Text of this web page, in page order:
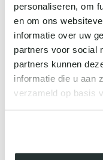
personaliseren, om
en om ons
informatie over uw
partners voor social
partners kunnen
informatie die u aan
verzameld op basis
zijn perfect voor
en zichtbaar
Dermaplaning -
Specialist
een zijdezachte,
perfecte basis voor
exclusieve